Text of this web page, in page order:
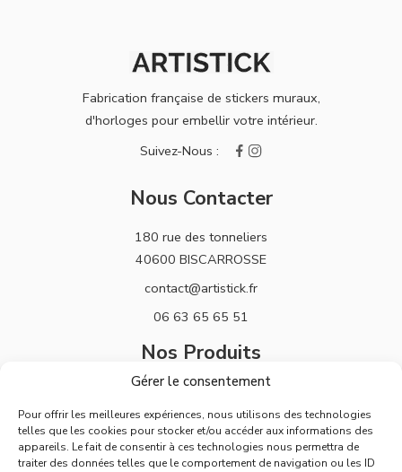
Gérer le consentement
Pour offrir les meilleures expériences, nous utilisons des technologies
telles que les cookies pour stocker et/ou accéder aux informations des
appareils. Le fait de consentir à ces technologies nous permettra de
traiter des données telles que le comportement de navigation ou les ID
Fabrication française de stickers muraux,
d'horloges pour embellir votre intérieur.
Nous Contacter
180 rue des tonneliers
40600 BISCARROSSE
contact@artistick.fr
06 63 65 65 51
Nos Produits
Stickers
Horloges
Support